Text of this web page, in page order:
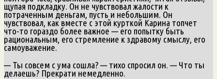
щупая подкладку. Он не чувствовал жалости к
потраченным деньгам, пусть и небольшим. Он
чувствовал, как вместе с этой курткой Карина топчет
что-то гораздо более важное — его попытку быть
рациональным, его стремление к здравому смыслу, его
самоуважение.
— Ты совсем с ума сошла? — тихо спросил он. — Что ты
делаешь? Прекрати немедленно.